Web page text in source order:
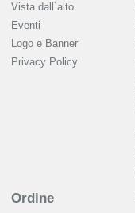
Vista dall`alto
Eventi
Logo e Banner
Privacy Policy
Ordine